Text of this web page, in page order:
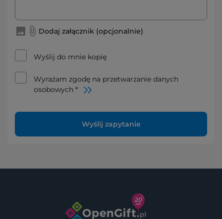
Dodaj załącznik (opcjonalnie)
Wyślij do mnie kopię
Wyrażam zgodę na przetwarzanie danych
osobowych *
Wyślij zapytanie